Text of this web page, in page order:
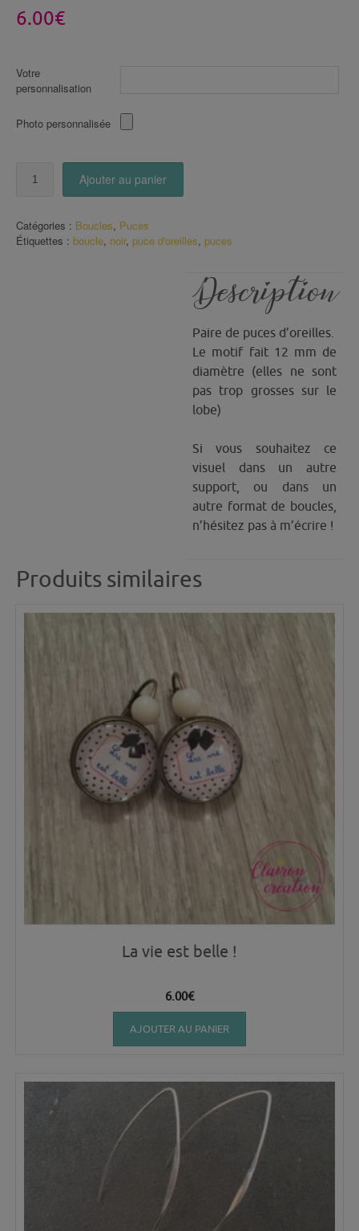
6.00€
Votre
personnalisation
Photo personnalisée
motif
noir
Ajouter au panier
Catégories : Boucles, Puces
Étiquettes : boucle, noir, puce d'oreilles, puces
Description
Paire de puces d’oreilles.
Le motif fait 12 mm de
diamètre (elles ne sont
pas trop grosses sur le
lobe)
Si vous souhaitez ce
visuel dans un autre
support, ou dans un
autre format de boucles,
n’hésitez pas à m’écrire !
Produits similaires
La vie est belle !
6.00€
AJOUTER AU PANIER